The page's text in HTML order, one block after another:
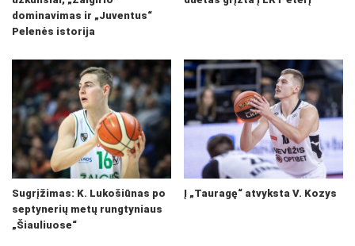
dominavimas ir „Juventus“
Pelenės istorija
Sugrįžimas: K. Lukošiūnas po
septynerių metų rungtyniaus
„Šiauliuose“
Į „Tauragę“ atvyksta V. Kozys